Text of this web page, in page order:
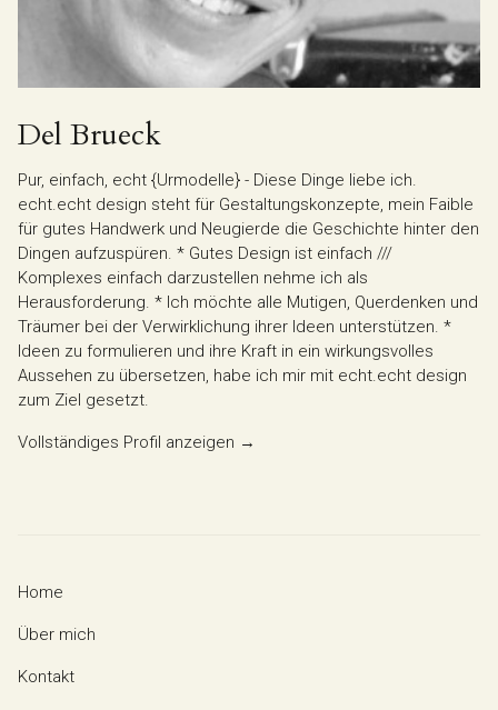
Del Brueck
Pur, einfach, echt {Urmodelle} - Diese Dinge liebe ich.
echt.echt design steht für Gestaltungskonzepte, mein Faible
für gutes Handwerk und Neugierde die Geschichte hinter den
Dingen aufzuspüren. * Gutes Design ist einfach ///
Komplexes einfach darzustellen nehme ich als
Herausforderung. * Ich möchte alle Mutigen, Querdenken und
Träumer bei der Verwirklichung ihrer Ideen unterstützen. *
Ideen zu formulieren und ihre Kraft in ein wirkungsvolles
Aussehen zu übersetzen, habe ich mir mit echt.echt design
zum Ziel gesetzt.
Vollständiges Profil anzeigen →
Home
Über mich
Kontakt